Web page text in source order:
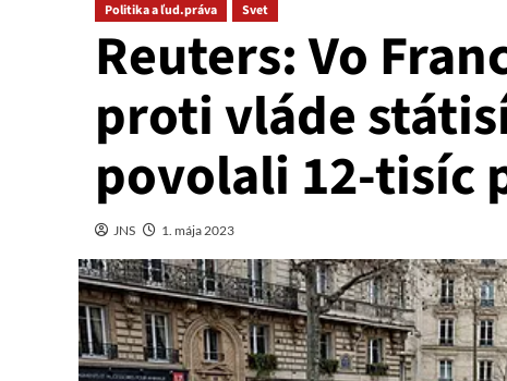
Politika a ľud.práva Svet
Reuters: Vo
proti vláde
povolali 12-tisíc
JNS 1. mája 2023